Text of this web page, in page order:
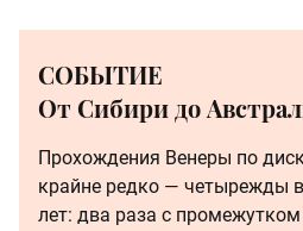
СОБЫТИЕ
От Сибири до
Прохождения Венеры по
крайне редко — четырежды
лет: два раза с промежутком